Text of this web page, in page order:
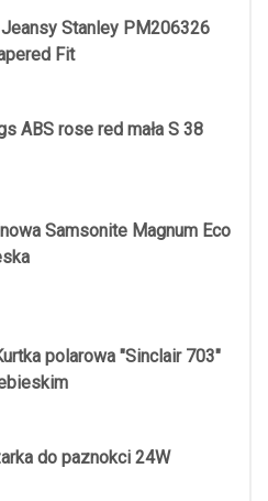
Stanley PM206326
Fit
ABS rose red mała S 38
Samsonite Magnum Eco
polarowa "Sinclair 703"
do paznokci 24W